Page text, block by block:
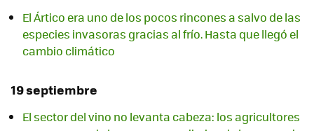
El Ártico era uno de los pocos rincones a salvo de las
especies invasoras gracias al frío. Hasta que llegó el
cambio climático
19 septiembre
El sector del vino no levanta cabeza: los agricultores